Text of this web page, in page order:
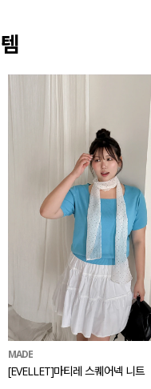
MADE
[EVELLET]마티레 스퀘어넥 니트